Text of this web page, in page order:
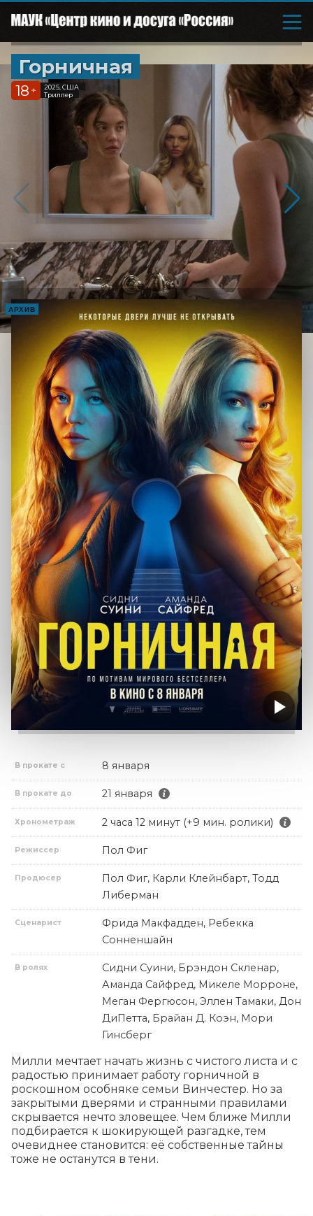
Горничная
18 +
2025, США
Триллер
АРХИВ
В прокате с 8 января
В прокате до 21 января
Хронометраж 2 часа 12 минут (+9 мин. ролики)
Режиссер Пол Фиг
Продюсер
Пол Фиг, Карли Клейнбарт, Тодд
Либерман
Сценарист
Фрида Макфадден, Ребекка
Сонненшайн
В ролях
Сидни Суини, Брэндон Скленар,
Аманда Сайфред, Микеле Морроне,
Меган Фергюсон, Эллен Тамаки, Дон
ДиПетта, Брайан Д. Коэн, Мори
Гинсберг
Милли мечтает начать жизнь с чистого листа и с
радостью принимает работу горничной в
роскошном особняке семьи Винчестер. Но за
закрытыми дверями и странными правилами
скрывается нечто зловещее. Чем ближе Милли
подбирается к шокирующей разгадке, тем
очевиднее становится: её собственные тайны
тоже не останутся в тени.